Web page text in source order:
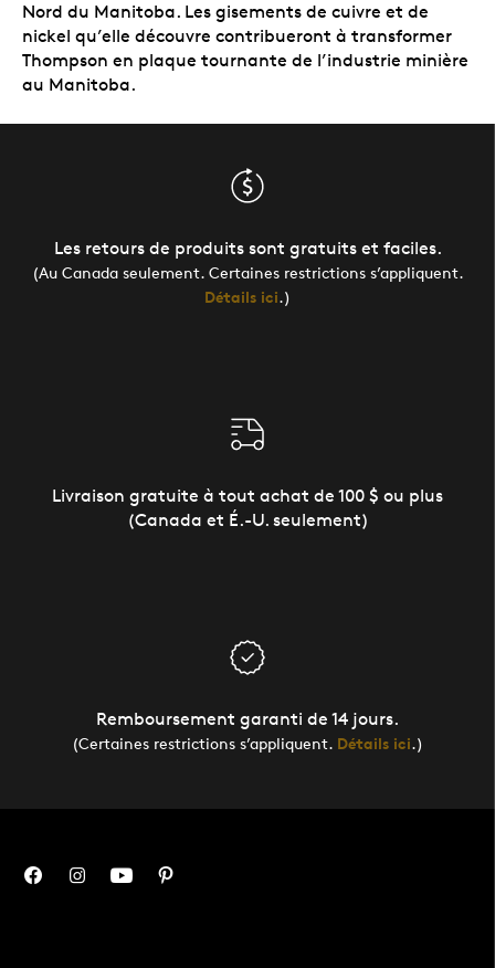
Nord du Manitoba. Les gisements de cuivre et de
nickel qu’elle découvre contribueront à transformer
Thompson en plaque tournante de l’industrie minière
au Manitoba.
Les retours de produits sont gratuits et faciles.
(Au Canada seulement. Certaines restrictions s’appliquent.
Détails ici.)
Livraison gratuite à tout achat de 100 $ ou plus
(Canada et É.-U. seulement)
Remboursement garanti de 14 jours.
(Certaines restrictions s’appliquent. Détails ici.)